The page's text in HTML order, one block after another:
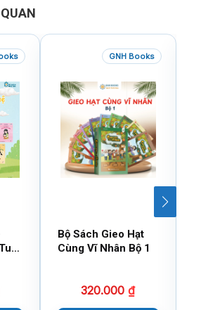
GNH Books
Bộ Sách Gieo Hạt
Cùng Vĩ Nhân Bộ 1
320.000₫